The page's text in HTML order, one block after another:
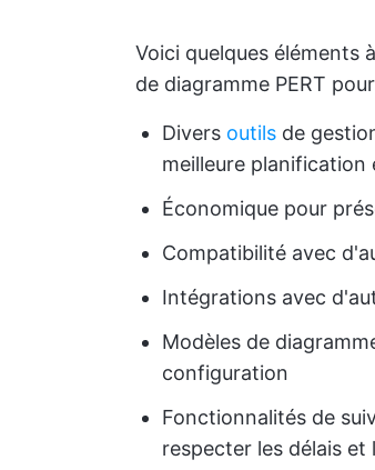
Voici quelques éléments
de diagramme PERT
Divers outils de
meilleure planification
Économique pour
Compatibilité avec
Intégrations avec
Modèles de
configuration
Fonctionnalités de
respecter les délais et